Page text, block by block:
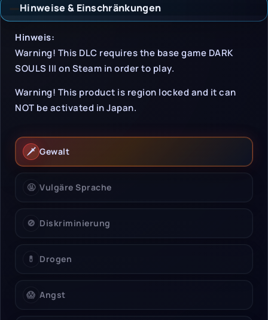
Hinweise & Einschränkungen
Hinweise &
Hinweis:
Warning! This DLC requires the base game DARK
SOULS III on Steam in order to play.
Warning! This product is region locked and it can
NOT be activated in Japan.
🗡️ Gewalt
🤬 Vulgäre Sprache
🚫 Diskriminierung
💊 Drogen
😱 Angst